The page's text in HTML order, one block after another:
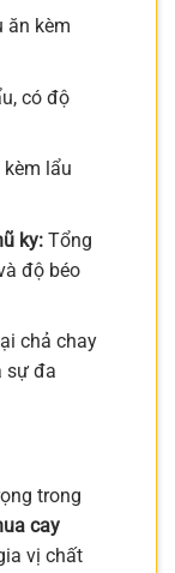
ăn kèm
có độ
lẩu
ky:Tổng
độ béo
chả chay
sự đa
trong
cay
vị chất